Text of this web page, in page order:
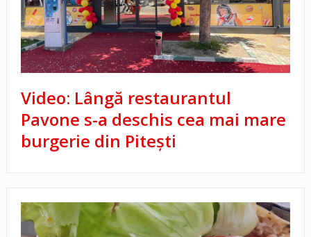
Video: Lângă restaurantul
Pavone s-a deschis cea mai mare
burgerie din Piteşti